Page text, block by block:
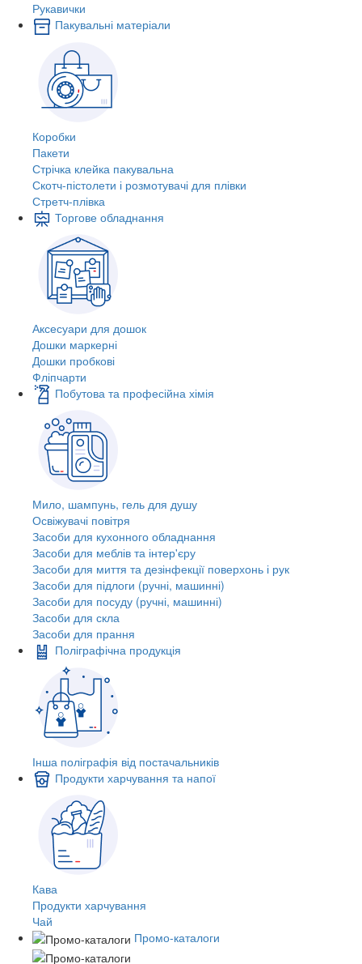
Рукавички
Пакувальні матеріали
Коробки
Пакети
Стрічка клейка пакувальна
Скотч-пістолети і розмотувачі для плівки
Стретч-плівка
Торгове обладнання
Аксесуари для дошок
Дошки маркерні
Дошки пробкові
Фліпчарти
Побутова та професійна хімія
Мило, шампунь, гель для душу
Освіжувачі повітря
Засоби для кухонного обладнання
Засоби для меблів та інтер'єру
Засоби для миття та дезінфекції поверхонь і рук
Засоби для підлоги (ручні, машинні)
Засоби для посуду (ручні, машинні)
Засоби для скла
Засоби для прання
Поліграфічна продукція
Інша поліграфія від постачальників
Продукти харчування та напої
Кава
Продукти харчування
Чай
Промо-каталоги